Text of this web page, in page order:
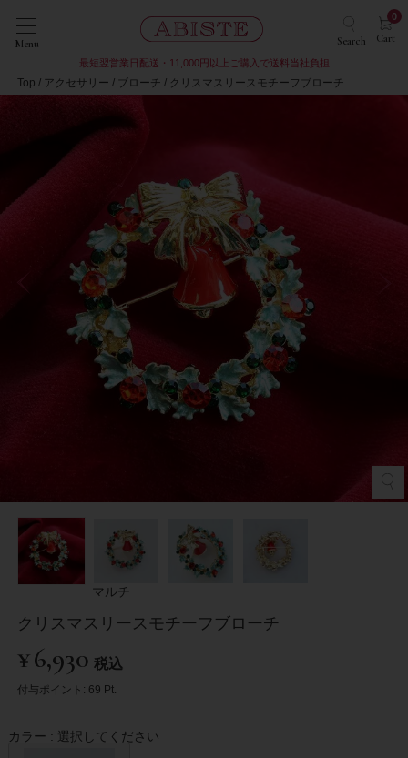
Menu Search Cart
0
最短翌営業日配送・11,000円以上ご購入で送料当社負担
Top アクセサリー ブローチ クリスマスリースモチーフブローチ
マルチ
クリスマスリースモチーフブローチ
¥6,930 税込
付与ポイント: 69 Pt.
カラー 選択してください